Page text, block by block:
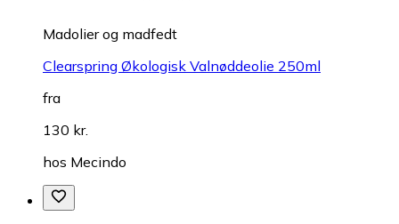
Madolier og madfedt
Clearspring Økologisk Valnøddeolie 250ml
fra
130 kr.
hos Mecindo